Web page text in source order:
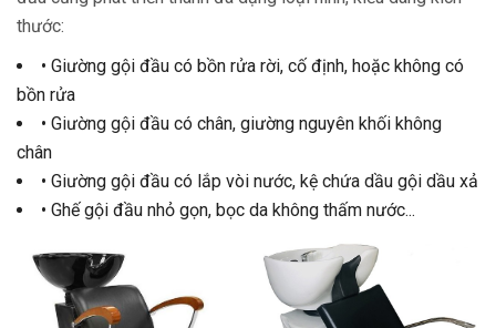
thước:
• Giường gội đầu có bồn rửa rời, cố định, hoặc không có
bồn rửa
• Giường gội đầu có chân, giường nguyên khối không
chân
• Giường gội đầu có lắp vòi nước, kệ chứa dầu gội dầu xả
• Ghế gội đầu nhỏ gọn, bọc da không thấm nước...